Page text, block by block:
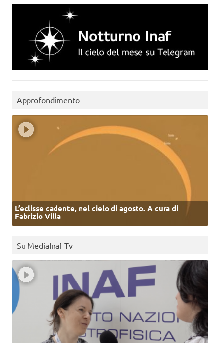
Approfondimento
L’eclisse cadente, nel cielo di agosto. A cura di
Fabrizio Villa
Su MediaInaf Tv